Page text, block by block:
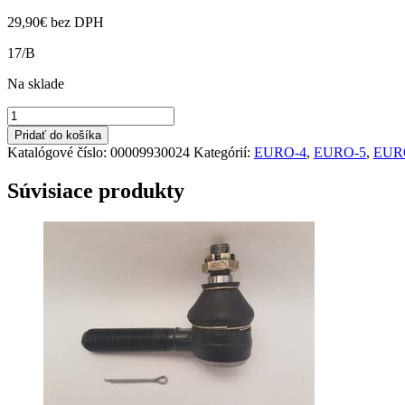
29,90€ bez DPH
17/B
Na sklade
množstvo
Spona
výfuku
FUMO
M27
Pridať do košíka
Katalógové číslo: 00009930024 Kategórií: EURO-4, EURO-5,
Súvisiace produkty